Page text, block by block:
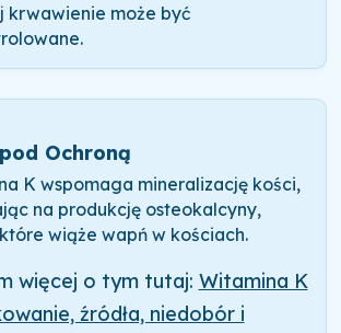
krwawienie może być
Ochroną
K wspomaga mineralizację kości,
na produkcję osteokalcyny,
wiąże wapń w kościach.
więcej o tym tutaj: Witamina K
źródła, niedobór i